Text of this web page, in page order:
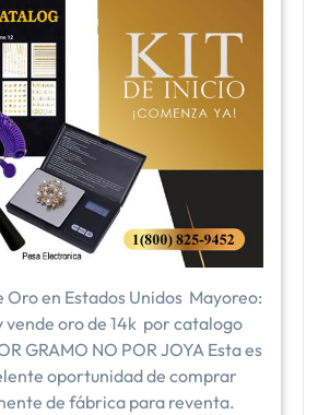
Oro en Estados Unidos ​Mayoreo:
vende oro de 14k por catalogo
GRAMO NO POR JOYA Esta es
oportunidad de comprar
de fábrica para reventa.